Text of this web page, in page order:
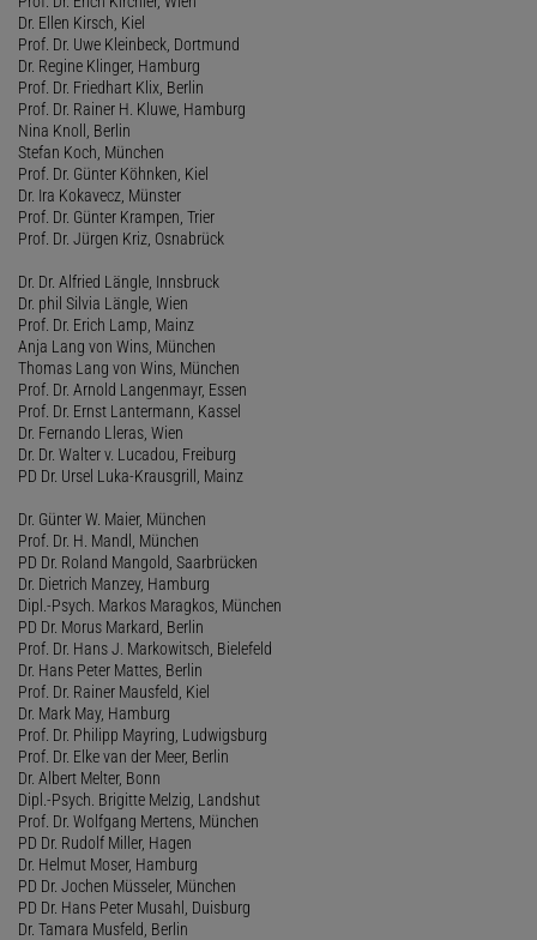
Dr. Ellen Kirsch, Kiel
Prof. Dr. Uwe Kleinbeck, Dortmund
Dr. Regine Klinger, Hamburg
Prof. Dr. Friedhart Klix, Berlin
Prof. Dr. Rainer H. Kluwe, Hamburg
Nina Knoll, Berlin
Stefan Koch, München
Prof. Dr. Günter Köhnken, Kiel
Dr. Ira Kokavecz, Münster
Prof. Dr. Günter Krampen, Trier
Prof. Dr. Jürgen Kriz, Osnabrück
Dr. Dr. Alfried Längle, Innsbruck
Dr. phil Silvia Längle, Wien
Prof. Dr. Erich Lamp, Mainz
Anja Lang von Wins, München
Thomas Lang von Wins, München
Prof. Dr. Arnold Langenmayr, Essen
Prof. Dr. Ernst Lantermann, Kassel
Dr. Fernando Lleras, Wien
Dr. Dr. Walter v. Lucadou, Freiburg
PD Dr. Ursel Luka-Krausgrill, Mainz
Dr. Günter W. Maier, München
Prof. Dr. H. Mandl, München
PD Dr. Roland Mangold, Saarbrücken
Dr. Dietrich Manzey, Hamburg
Dipl.-Psych. Markos Maragkos, München
PD Dr. Morus Markard, Berlin
Prof. Dr. Hans J. Markowitsch, Bielefeld
Dr. Hans Peter Mattes, Berlin
Prof. Dr. Rainer Mausfeld, Kiel
Dr. Mark May, Hamburg
Prof. Dr. Philipp Mayring, Ludwigsburg
Prof. Dr. Elke van der Meer, Berlin
Dr. Albert Melter, Bonn
Dipl.-Psych. Brigitte Melzig, Landshut
Prof. Dr. Wolfgang Mertens, München
PD Dr. Rudolf Miller, Hagen
Dr. Helmut Moser, Hamburg
PD Dr. Jochen Müsseler, München
PD Dr. Hans Peter Musahl, Duisburg
Dr. Tamara Musfeld, Berlin